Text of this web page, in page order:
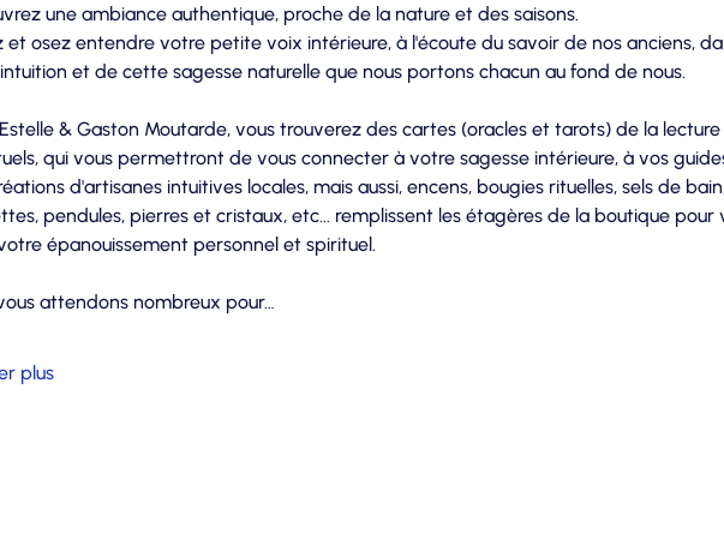
une ambiance authentique, proche de la nature et des saisons.
et osez entendre votre petite voix intérieure, à l'écoute du savoir de nos anciens,
et de cette sagesse naturelle que nous portons chacun au fond de nous.
& Gaston Moutarde, vous trouverez des cartes (oracles et tarots) de la
qui vous permettront de vous connecter à votre sagesse intérieure, à vos
d'artisanes intuitives locales, mais aussi, encens, bougies rituelles, sels de
pendules, pierres et cristaux, etc... remplissent les étagères de la boutique
épanouissement personnel et spirituel.
attendons nombreux pour…
plus